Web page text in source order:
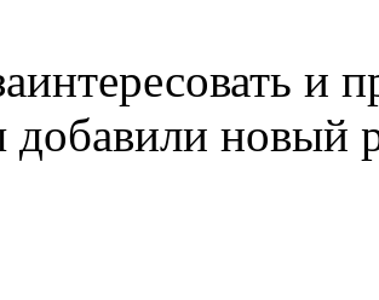
и
добавили новый